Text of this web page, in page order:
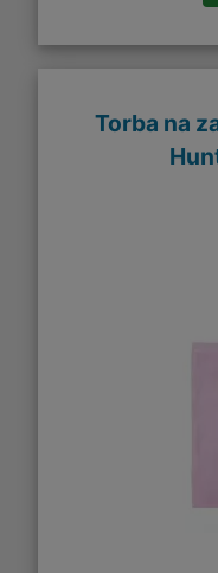
Torba na